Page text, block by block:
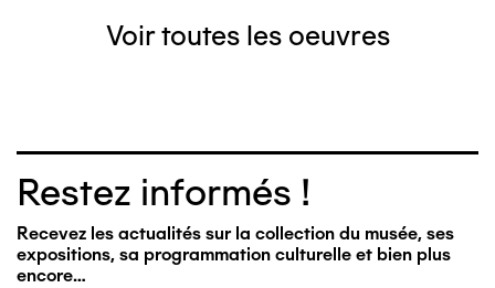
Voir toutes les oeuvres
Restez informés !
Recevez les actualités sur la collection du musée, ses
expositions, sa programmation culturelle et bien plus
encore…